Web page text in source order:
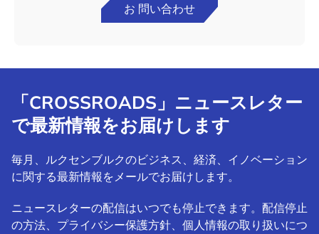
お 問い合わせ
「CROSSROADS」ニュースレター
で最新情報をお届けします
毎月、ルクセンブルクのビジネス、経済、イノベーション
に関する最新情報をメールでお届けします。
ニュースレターの配信はいつでも停止できます。配信停止
の方法、プライバシー保護方針、個人情報の取り扱いにつ